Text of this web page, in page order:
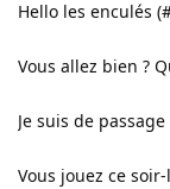
Hello les enculés
Vous allez bien ?
Je suis de
Vous jouez ce